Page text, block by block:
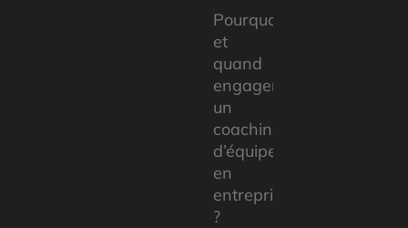
Pourquoi
et
quand
engager
un
coaching
d’équipe
en
entreprise
?